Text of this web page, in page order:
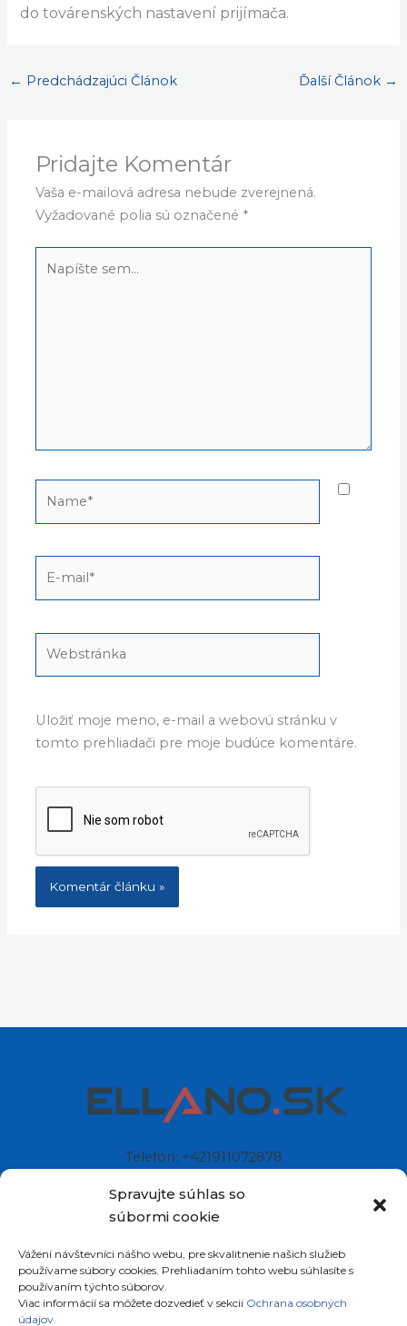
Spravujte súhlas so
súbormi cookie
Vážení návštevníci nášho webu, pre skvalitnenie našich služieb
používame súbory cookies. Prehliadaním tohto webu súhlasíte s
používaním týchto súborov.
Viac informácií sa môžete dozvedieť v sekcii Ochrana osobných
údajov.
do továrenských nastavení prijímača.
← Predchádzajúci Článok Ďalší Článok →
Pridajte Komentár
Vaša e-mailová adresa nebude zverejnená.
Vyžadované polia sú označené *
sem...
Uložiť moje meno, e-mail a webovú stránku v
tomto prehliadači pre moje budúce komentáre.
Telefón: +421911072878
Sídlo: Štiavnička 211/49
Slovenská republika